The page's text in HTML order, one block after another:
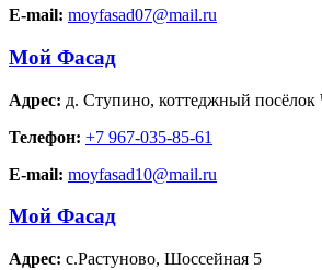
E-mail: moyfasad07@mail.ru
Мой Фасад
Адрес: д. Ступино, коттеджный
Телефон: +7 967-035-85-61
E-mail: moyfasad10@mail.ru
Мой Фасад
Адрес: с.Растуново, Шоссейная 5